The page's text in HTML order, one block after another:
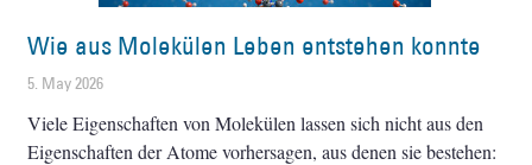
Wie aus Molekülen Leben entstehen konnte
5. May 2026
Viele Eigenschaften von Molekülen lassen sich nicht aus den
Eigenschaften der Atome vorhersagen, aus denen sie bestehen: